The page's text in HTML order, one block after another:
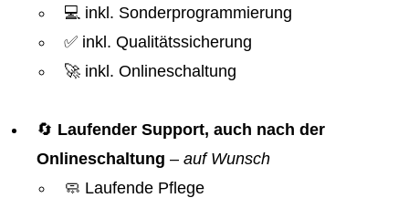
💻 inkl. Sonderprogrammierung
✅ inkl. Qualitätssicherung
🚀 inkl. Onlineschaltung
🔄 Laufender Support, auch nach der
Onlineschaltung – auf Wunsch
🧼 Laufende Pflege